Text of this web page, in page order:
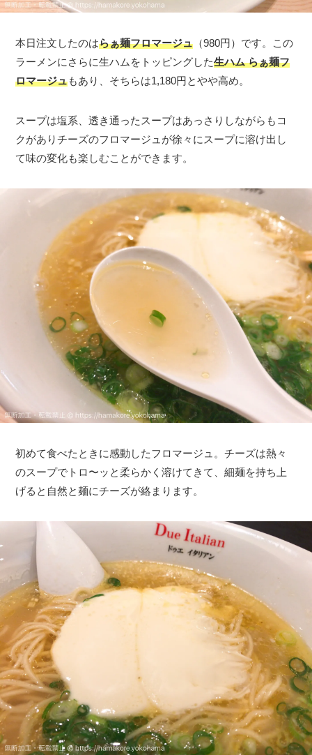
本日注文したのはらぁ麺フロマージュ （980円）です。この
ラーメンにさらに生ハムをトッピングした生ハム らぁ麺フ
ロマージュもあり、そちらは1,180円とやや高め。
スープは塩系、透き通ったスープはあっさりしながらもコ
クがありチーズのフロマージュが徐々にスープに溶け出し
て味の変化も楽しむことができます。
初めて食べたときに感動したフロマージュ。チーズは熱々
のスープでトロ〜ッと柔らかく溶けてきて、細麺を持ち上
げると自然と麺にチーズが絡まります。